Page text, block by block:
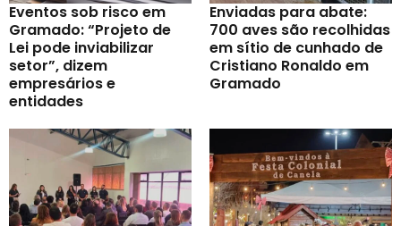
Eventos sob risco em
Gramado: “Projeto de
Lei pode inviabilizar
setor”, dizem
empresários e
entidades
Enviadas para abate:
700 aves são recolhidas
em sítio de cunhado de
Cristiano Ronaldo em
Gramado